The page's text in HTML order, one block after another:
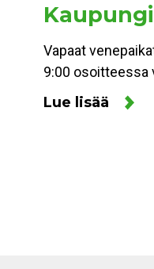
Vapaat
9:00 osoitteessa
Lue lisää